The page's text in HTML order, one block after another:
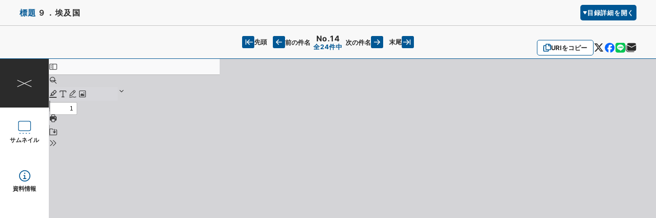
標題 ９．埃及国 目録詳細を開く
URIをコピー
先頭 前の件名 No.14
全24件中
次の件名 末尾
サムネイル
資料情報